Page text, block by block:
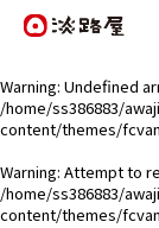
Warning: Undefined
/home/ss386883/
content/themes/
Warning: Attempt to
/home/ss386883/
content/themes/